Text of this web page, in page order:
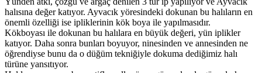
halısına değer katıyor. Ayvacık yöresindeki dokunan bu halıların en
önemli özelliği ise ipliklerinin kök boya ile yapılmasıdır.
Kökboyası ile dokunan bu halılara en büyük değeri, yün iplikler
katıyor. Daha sonra bunları boyuyor, ninesinden ve annesinden ne
öğrendiyse bunu da o düğüm tekniğiyle dokuma dediğimiz halı
türüne yansıtıyor.